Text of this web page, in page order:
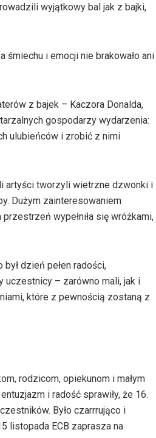
wyjątkowy bal jak z bajki,
śmiechu i emocji nie brakowało ani
z bajek – Kaczora Donalda,
gospodarzy wydarzenia:
ulubieńców i zrobić z nimi
artyści tworzyli wietrzne dzwonki i
Dużym zainteresowaniem
wypełniła się wróżkami,
dzień pełen radości,
uczestnicy – zarówno mali, jak i
które z pewnością zostaną z
rodzicom, opiekunom i małym
i radość sprawiły, że 16.
Było czarrrująco i
listopada ECB zaprasza na